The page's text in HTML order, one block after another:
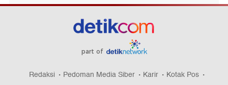
part of
Redaksi Pedoman Media Siber Karir
Kotak Pos